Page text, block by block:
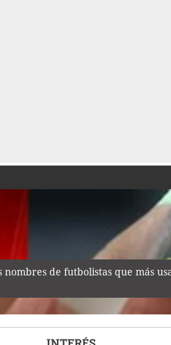
nombres de futbolistas que más